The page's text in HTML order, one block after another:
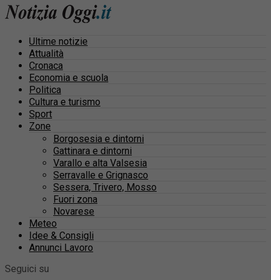
Ultime notizie
Attualità
Cronaca
Economia e scuola
Politica
Cultura e turismo
Sport
Zone
Borgosesia e dintorni
Gattinara e dintorni
Varallo e alta Valsesia
Serravalle e Grignasco
Sessera, Trivero, Mosso
Fuori zona
Novarese
Meteo
Idee & Consigli
Annunci Lavoro
Seguici su